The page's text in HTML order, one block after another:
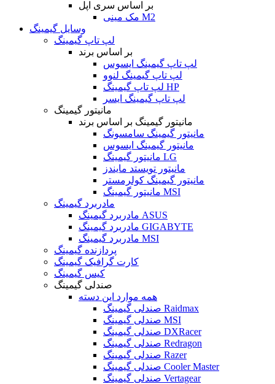
بر اساس سری اپل
مک مینی M2
وسایل گیمینگ
لپ تاپ گیمینگ
بر اساس برند
لپ تاپ گیمینگ ایسوس
لپ تاپ گیمینگ لنوو
لپ تاپ گیمینگ HP
لپ تاپ گیمینگ ایسر
مانیتور گیمینگ
مانیتور گیمینگ بر اساس برند
مانیتور گیمینگ سامسونگ
مانیتور گیمینگ ایسوس
مانیتور گیمینگ LG
مانیتور تویستد مایندز
مانیتور گیمینگ کولرمستر
مانیتور گیمینگ MSI
مادربرد گیمینگ
مادربرد گیمینگ ASUS
مادربرد گیمینگ GIGABYTE
مادربرد گیمینگ MSI
پردازنده گیمینگ
کارت گرافیک گیمینگ
کیس گیمینگ
صندلی گیمینگ
همه موارد این دسته
صندلی گیمینگ Raidmax
صندلی گیمینگ MSI
صندلی گیمینگ DXRacer
صندلی گیمینگ Redragon
صندلی گیمینگ Razer
صندلی گیمینگ Cooler Master
صندلی گیمینگ Vertagear